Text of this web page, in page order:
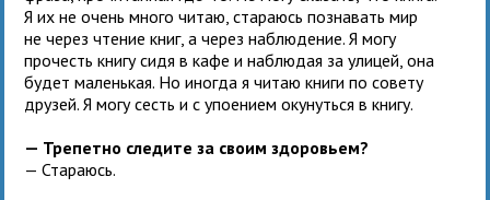
Я их не очень много читаю, стараюсь познавать мир
не через чтение книг, а через наблюдение. Я могу
прочесть книгу сидя в кафе и наблюдая за улицей, она
будет маленькая. Но иногда я читаю книги по совету
друзей. Я могу сесть и с упоением окунуться в книгу.
— Трепетно следите за своим здоровьем?
— Стараюсь.